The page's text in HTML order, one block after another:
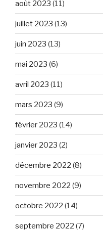
août 2023 (11)
juillet 2023 (13)
juin 2023 (13)
mai 2023 (6)
avril 2023 (11)
mars 2023 (9)
février 2023 (14)
janvier 2023 (2)
décembre 2022 (8)
novembre 2022 (9)
octobre 2022 (14)
septembre 2022 (7)